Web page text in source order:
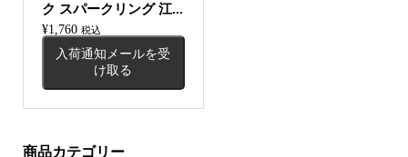
ク スパークリング 江...
¥1,760 税込
入荷通知メールを受
け取る
商品カテゴリー